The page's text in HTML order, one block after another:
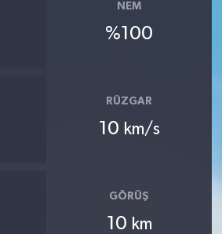
NEM
%100
RÜZGAR
10 km/s
GÖRÜŞ
10 km